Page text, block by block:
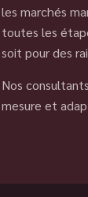
les marchés
toutes les
soit pour des
Nos
mesure et